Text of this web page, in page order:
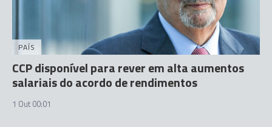
PAÍS
CCP disponível para rever em alta aumentos
salariais do acordo de rendimentos
1 Out 00:01